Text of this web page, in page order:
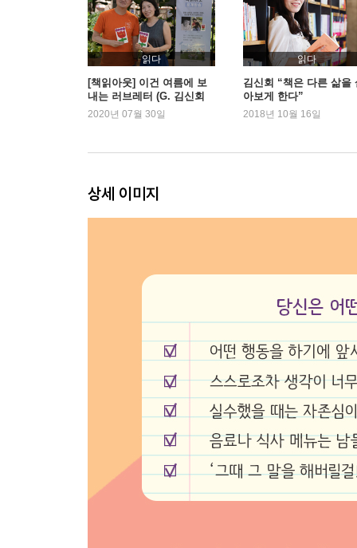
영어 공부를 시작했습니다 │ 간접화법의 늪 │ 에
좋아하지 않아도 괜찮아 │ 여기 온 거 후회 안 해
Epilogue 작지만 확실한 희망사항
읽다
[책읽아웃] 이건 여름에 보
내는 러브레터 (G. 김신회
작가)
2020년 07월 30일
읽다
김신회 “책은 다른 삶을
아보게 한다”
2018년 10월 16일
상세 이미지